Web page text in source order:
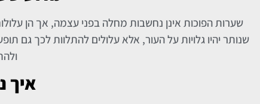
שערות הפוכות אינן נחשבות מחלה בפני עצמה, אך הן
שנותר יהיו גלויות על העור, אלא עלולים להתלוות לכך גם
איך